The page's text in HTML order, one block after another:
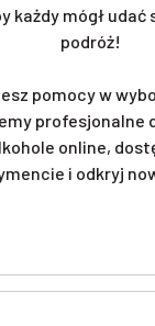
każdy mógł
podróż!
pomocy w
profesjonalne
online,
i odkryj